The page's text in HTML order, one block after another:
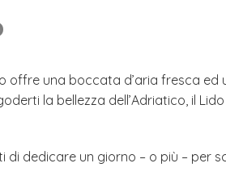
offre una boccata d’aria fresca
la bellezza dell’Adriatico, il
dedicare un giorno – o più – per